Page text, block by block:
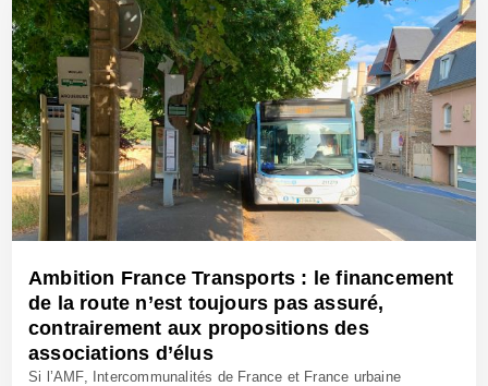
Ambition France Transports : le financement
de la route n’est toujours pas assuré,
contrairement aux propositions des
associations d’élus
Si l’AMF, Intercommunalités de France et France urbaine